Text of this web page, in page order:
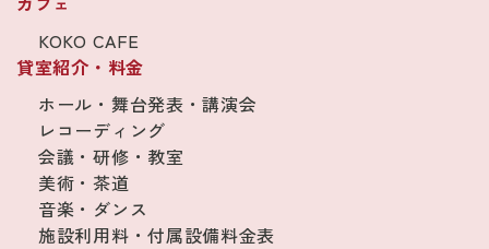
KOKO CAFE
貸室紹介・料金
ホール・舞台発表・講演会
レコーディング
会議・研修・教室
美術・茶道
音楽・ダンス
施設利用料・付属設備料金表